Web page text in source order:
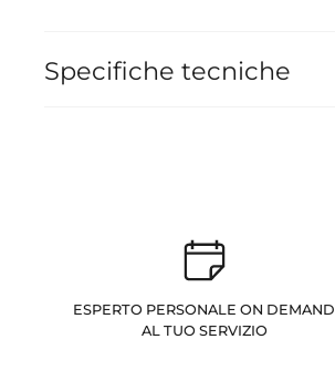
Specifiche tecniche
ESPERTO PERSONALE ON DEMAND
AL TUO SERVIZIO